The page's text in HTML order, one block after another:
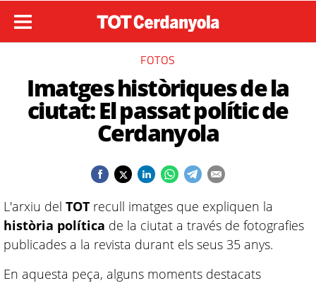
FOTOS
Imatges històriques de la
ciutat: El passat polític de
Cerdanyola
L'arxiu del TOT recull imatges que expliquen la
història política de la ciutat a través de fotografies
publicades a la revista durant els seus 35 anys.
En aquesta peça, alguns moments destacats